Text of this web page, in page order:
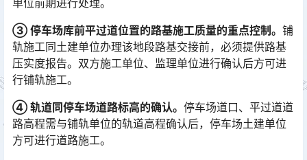
单位前期进行处理。󠅅󠅃󠄵󠅂󠄪󠇖󠆨󠆨󠇕󠆞󠆒󠅬󠇘󠆭󠆘󠇙󠆝󠅵󠇗󠆭󠆁󠄐󠇗󠅹󠅸󠇖󠆍󠅳󠇖󠅹󠅰󠇖󠆌󠅹
③ 停车场库前平过道位置的路基施工质量的重点控制。 铺
轨施工同土建单位办理该地段路基交接前，必须提供路基
压实度报告。双方施工单位、监理单位进行确认后方可进
行铺轨施工。
④ 轨道同停车场道路标高的确认。 停车场道口、平过道道
路高程需与铺轨单位的轨道高程确认后，停车场土建单位
方可进行道路施工。